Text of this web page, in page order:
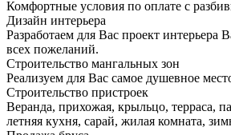
Комфортные условия по оплате с
Дизайн интерьера
Разработаем для Вас проект интерьера
всех пожеланий.
Строительство мангальных зон
Реализуем для Вас самое душевное
Строительство пристроек
Веранда, прихожая, крыльцо, терраса,
летняя кухня, сарай, жилая комната,